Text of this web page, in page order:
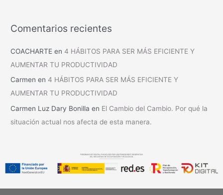
Comentarios recientes
COACHARTE en4 HÁBITOS PARA SER MÁS EFICIENTE Y
AUMENTAR TU PRODUCTIVIDAD
Carmen en4 HÁBITOS PARA SER MÁS EFICIENTE Y
AUMENTAR TU PRODUCTIVIDAD
Carmen Luz Dary Bonilla en El Cambio del Cambio. Por qué la
situación actual nos afecta de esta manera.